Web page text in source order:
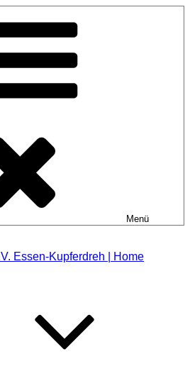
Menü
Essen-Kupferdreh | Home